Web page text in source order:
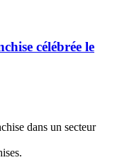
célébrée le
dans un secteur